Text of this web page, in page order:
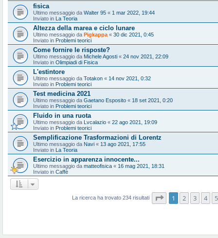
fisica
Ultimo messaggio da Walter 95 « 1 mar 2022, 19:44
Inviato in La Teoria
Altezza della marea e ciclo lunare
Ultimo messaggio da Pigkappa « 30 dic 2021, 0:45
Inviato in Problemi teorici
Come fornire le risposte?
Ultimo messaggio da Michele Agosti « 24 nov 2021, 22:09
Inviato in Olimpiadi di Fisica
L'estintore
Ultimo messaggio da Totakon « 14 nov 2021, 0:32
Inviato in Problemi teorici
Test medicina 2021
Ultimo messaggio da Gaetano Esposito « 18 set 2021, 0:20
Inviato in Problemi teorici
Fluido in una ruota
Ultimo messaggio da Lvcalazio « 22 ago 2021, 19:09
Inviato in Problemi teorici
Semplificazione Trasformazioni di Lorentz
Ultimo messaggio da Navi « 13 ago 2021, 17:55
Inviato in La Teoria
Esercizio in apparenza innocente...
Ultimo messaggio da matteofisica « 16 mag 2021, 18:31
Inviato in Caffè
La ricerca ha trovato 234 risultati Pagina1 di10
1 2 3 4 5